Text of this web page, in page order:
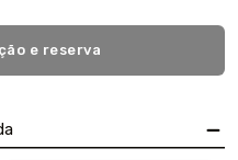
e reserva